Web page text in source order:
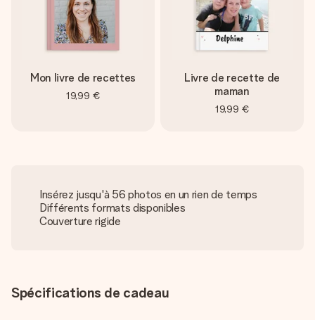
Mon livre de recettes
19,99 €
Livre de recette de
maman
19,99 €
Insérez jusqu'à 56 photos en un rien de temps
Différents formats disponibles
Couverture rigide
Spécifications de cadeau